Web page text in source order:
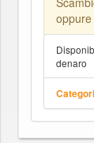
denaro